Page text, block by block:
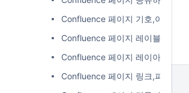
Confluence 페이지 기호,이모티
Confluence 페이지 레이블,추가,제
Confluence 페이지 레이아웃
Confluence 페이지 링크,파일,메